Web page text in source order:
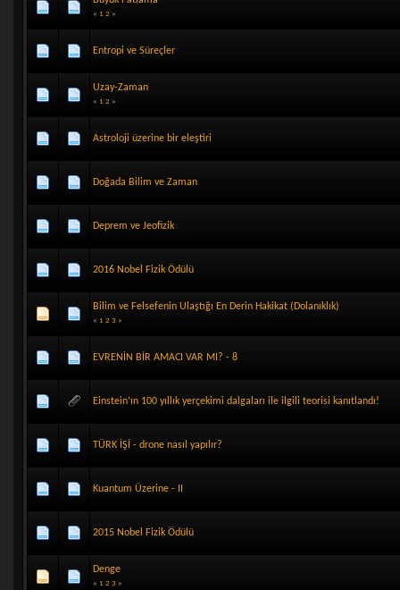
« 1 2 »
Entropi ve Süreçler
Uzay-Zaman
« 1 2 »
Astroloji üzerine bir eleştiri
Doğada Bilim ve Zaman
Deprem ve Jeofizik
2016 Nobel Fizik Ödülü
Bilim ve Felsefenin Ulaştığı En Derin Hakikat (Dolanıklık)
« 1 2 3»
EVRENİN BİR AMACI VAR MI? - 8
Einstein’ın 100 yıllık yerçekimi dalgaları ile ilgili teorisi kanıtlandı!
TÜRK İŞİ - drone nasıl yapılır?
Kuantum Üzerine - II
2015 Nobel Fizik Ödülü
Denge
« 1 2 3»